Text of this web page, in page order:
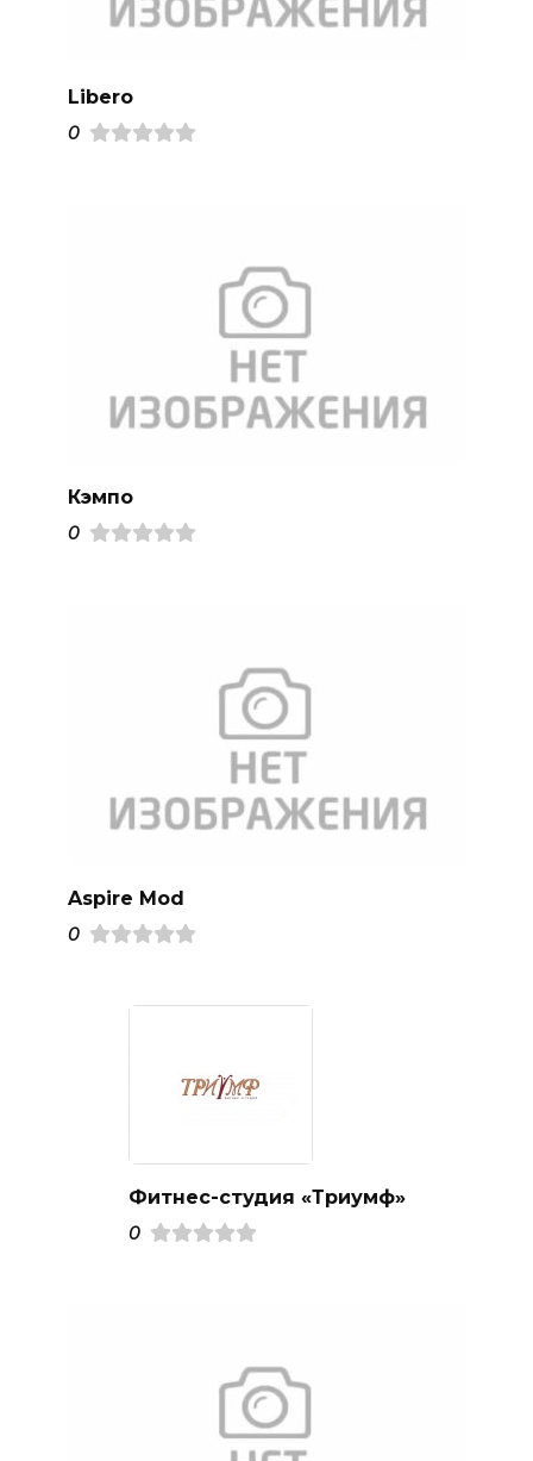
Libero
0
Кэмпо
0
Aspire Mod
0
Фитнес-студия «Триумф»
0